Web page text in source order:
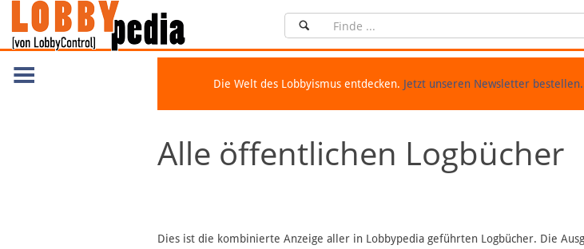
Die Welt des Lobbyismus entdecken. Jetzt unseren Newsletter bestellen.
Alle öffentlichen Logbücher
Dies ist die kombinierte Anzeige aller in Lobbypedia geführten Logbücher. Die